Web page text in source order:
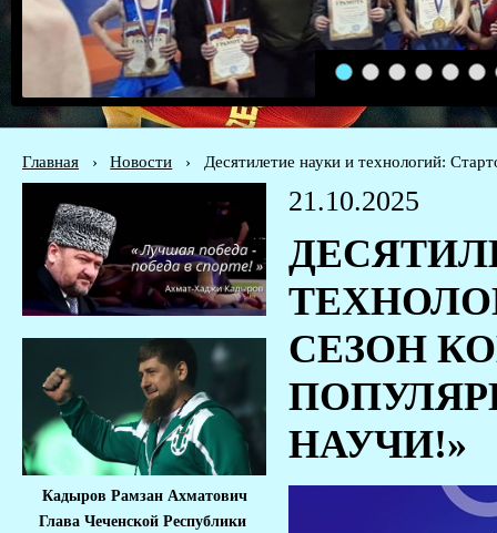
1 2 3 4 5 6
Главная › Новости › Десятилетие науки и технологий:
Кадыров Рамзан Ахматович
Глава Чеченской Республики
21.10.2025
СЕЗОН
НАУЧИ!»